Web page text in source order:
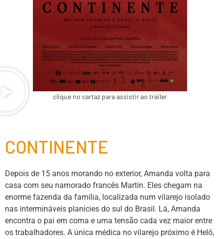
clique no cartaz para assistir ao trailer
CONTINENTE
Depois de 15 anos morando no exterior, Amanda volta para
casa com seu namorado francês Martin. Eles chegam na
enorme fazenda da família, localizada num vilarejo isolado
nas intermináveis planícies do sul do Brasil. Lá, Amanda
encontra o pai em coma e uma tensão cada vez maior entre
os trabalhadores. A única médica no vilarejo próximo é Helô,